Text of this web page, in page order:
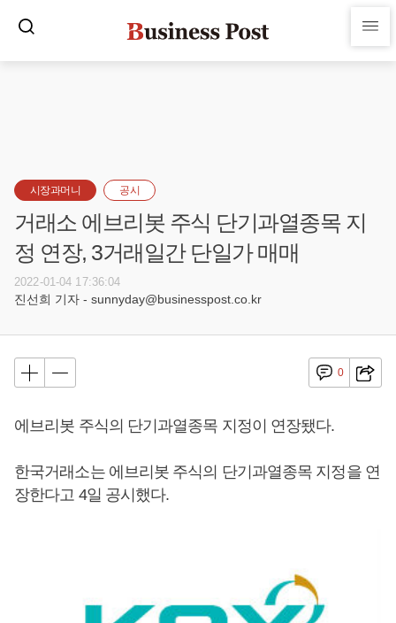
시장과머니 공시
거래소 에브리봇 주식 단기과열종목 지
정 연장, 3거래일간 단일가 매매
2022-01-04 17:36:04
진선희 기자 - sunnyday@businesspost.co.kr
0
에브리봇 주식의 단기과열종목 지정이 연장됐다.
한국거래소는 에브리봇 주식의 단기과열종목 지정을 연
장한다고 4일 공시했다.